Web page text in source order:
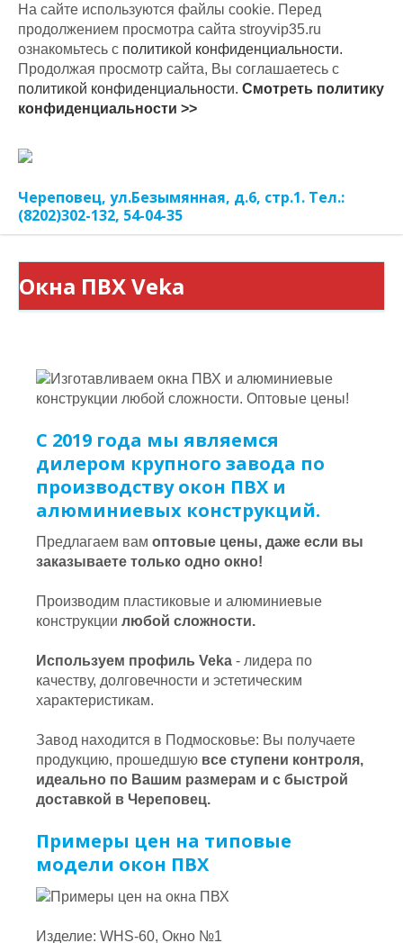
На сайте используются файлы cookie. Перед
продолжением просмотра сайта stroyvip35.ru
ознакомьтесь с политикой конфиденциальности.
Продолжая просмотр сайта, Вы соглашаетесь с
политикой конфиденциальности. Смотреть политику
конфиденциальности >>
Череповец, ул.Безымянная, д.6, стр.1. Тел.:
(8202)302-132, 54-04-35
Окна ПВХ Veka
С 2019 года мы являемся
дилером крупного завода по
производству окон ПВХ и
алюминиевых конструкций.
Предлагаем вам оптовые цены, даже если вы
заказываете только одно окно!
Производим пластиковые и алюминиевые
конструкции любой сложности.
Используем профиль Veka - лидера по
качеству, долговечности и эстетическим
характеристикам.
Завод находится в Подмосковье: Вы получаете
продукцию, прошедшую все ступени контроля,
идеально по Вашим размерам и с быстрой
доставкой в Череповец.
Примеры цен на типовые
модели окон ПВХ
Изделие: WHS-60, Окно №1